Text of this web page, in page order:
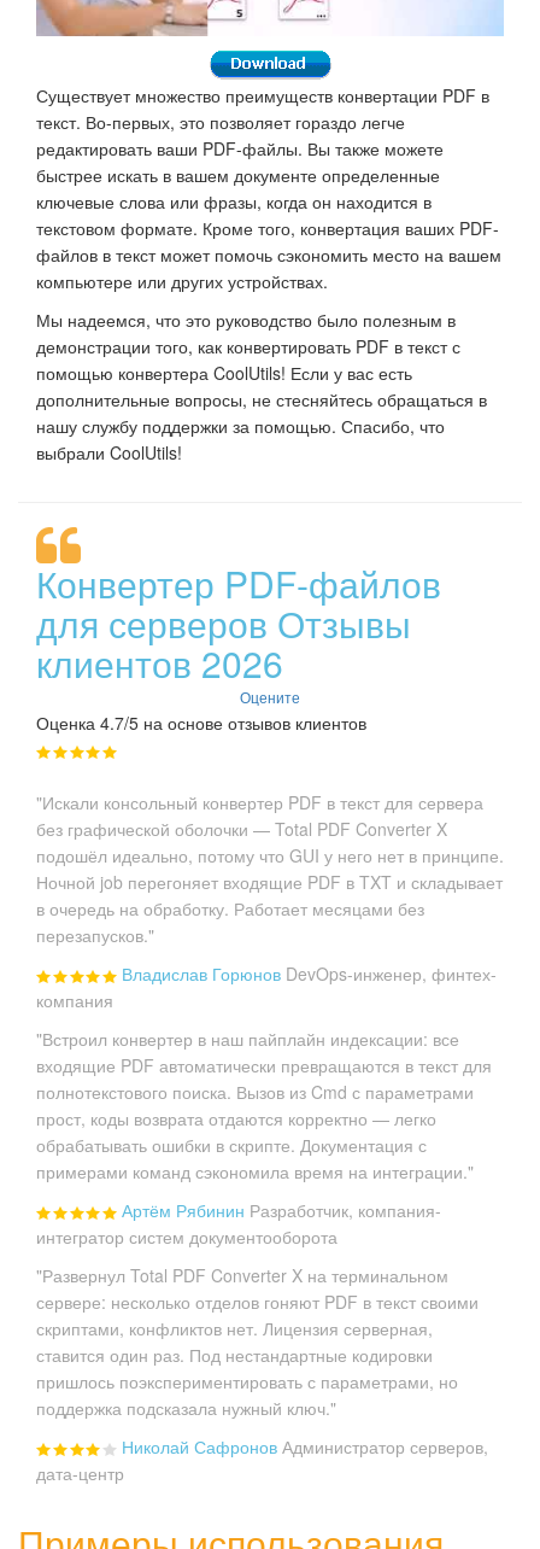
Существует множество преимуществ конвертации PDF в
текст. Во-первых, это позволяет гораздо легче
редактировать ваши PDF-файлы. Вы также можете
быстрее искать в вашем документе определенные
ключевые слова или фразы, когда он находится в
текстовом формате. Кроме того, конвертация ваших PDF-
файлов в текст может помочь сэкономить место на вашем
компьютере или других устройствах.
Мы надеемся, что это руководство было полезным в
демонстрации того, как конвертировать PDF в текст с
помощью конвертера CoolUtils! Если у вас есть
дополнительные вопросы, не стесняйтесь обращаться в
нашу службу поддержки за помощью. Спасибо, что
выбрали CoolUtils!
Конвертер PDF-файлов
для серверов Отзывы
клиентов 2026
Оцените
Оценка 4.7/5 на основе отзывов клиентов
"Искали консольный конвертер PDF в текст для сервера
без графической оболочки — Total PDF Converter X
подошёл идеально, потому что GUI у него нет в принципе.
Ночной job перегоняет входящие PDF в TXT и складывает
в очередь на обработку. Работает месяцами без
перезапусков."
Владислав Горюнов DevOps-инженер, финтех-
компания
"Встроил конвертер в наш пайплайн индексации: все
входящие PDF автоматически превращаются в текст для
полнотекстового поиска. Вызов из Cmd с параметрами
прост, коды возврата отдаются корректно — легко
обрабатывать ошибки в скрипте. Документация с
примерами команд сэкономила время на интеграции."
Артём Рябинин Разработчик, компания-
интегратор систем документооборота
"Развернул Total PDF Converter X на терминальном
сервере: несколько отделов гоняют PDF в текст своими
скриптами, конфликтов нет. Лицензия серверная,
ставится один раз. Под нестандартные кодировки
пришлось поэкспериментировать с параметрами, но
поддержка подсказала нужный ключ."
Николай Сафронов Администратор серверов,
дата-центр